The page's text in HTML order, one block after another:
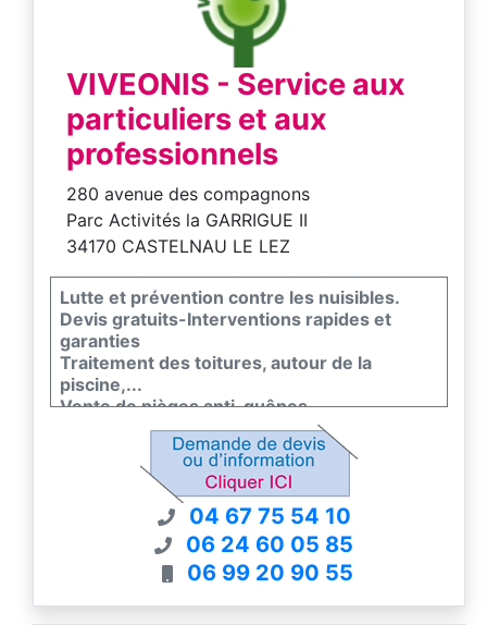
VIVEONIS - Service aux
particuliers et aux
professionnels
280 avenue des compagnons
Parc Activités la GARRIGUE II
34170 CASTELNAU LE LEZ
Lutte et prévention contre les nuisibles.
Devis gratuits-Interventions rapides et
garanties
Traitement des toitures, autour de la
piscine,...
Vente de pièges anti-guêpes
Commandez aussi sur viveonis-boutique.fr
04 67 75 54 10
06 24 60 05 85
06 99 20 90 55